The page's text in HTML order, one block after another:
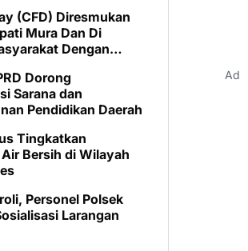
(CFD) Diresmukan
Mura Dan Di
Dengan
Dorong
Sarana dan
Pendidikan Daerah
Tingkatkan
Bersih di Wilayah
Personel Polsek
Larangan
Ad